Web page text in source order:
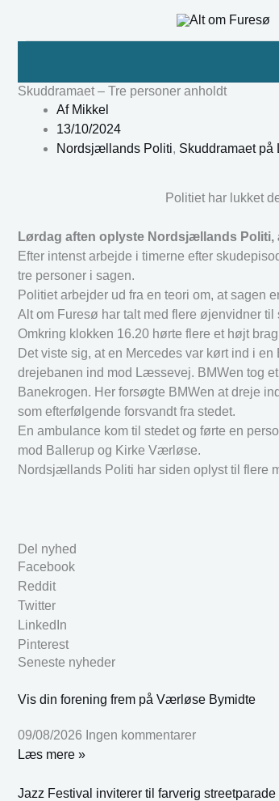
Skuddramaet – Tre personer anholdt
AfMikkel
13/10/2024
Nordsjællands Politi, Skuddramaet
Politiet har lukket
Lørdag aften oplyste Nordsjællands
Efter intenst arbejde i timerne efter
tre personer i sagen.
Politiet arbejder ud fra en teori om, at sagen
Alt om Furesø har talt med flere øjenvidner
Omkring klokken 16.20 hørte flere et højt
Det viste sig, at en Mercedes var kørt ind i
drejebanen ind mod Læssevej. BMWen tog
Banekrogen. Her forsøgte BMWen at dreje
som efterfølgende forsvandt fra stedet.
En ambulance kom til stedet og førte en
mod Ballerup og Kirke Værløse.
Nordsjællands Politi har siden oplyst til flere
Del nyhed
Facebook
Reddit
Twitter
LinkedIn
Pinterest
Seneste nyheder
Vis din forening frem på Værløse Bymidte
09/08/2026 Ingen kommentarer
Læs mere »
Jazz Festival inviterer til farverig streetparade